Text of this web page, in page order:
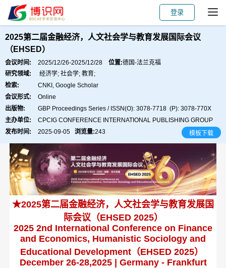
登录
会议主页 主讲嘉宾 会议主题 论文出版
2025第二届金融经济，人文社会学与教育发展国际会议
（EHSED）
会议时间: 2025/12/26-2025/12/28 位置:德国-法兰克福
研究领域:
经济学; 社会学; 教育;
检索:
CNKI, Google Scholar
会议形式:
Online
出版物:
GBP Proceedings Series / ISSN(O): 3078-7718 (P): 3078-770X
主办单位:
CPCIG CONFERENCE INTERNATIONAL PUBLISHING GROUP
发布时间:
2025-09-05 浏览量:243 模板下载
★2025第二届金融经济，人文社会学与教育发展国
际会议（EHSED 2025）
2025 2nd International Conference on Finance
and Economics, Humanistic Sociology and
Educational Development（EHSED 2025）
December 26-28,2025 | Germany - Frankfurt